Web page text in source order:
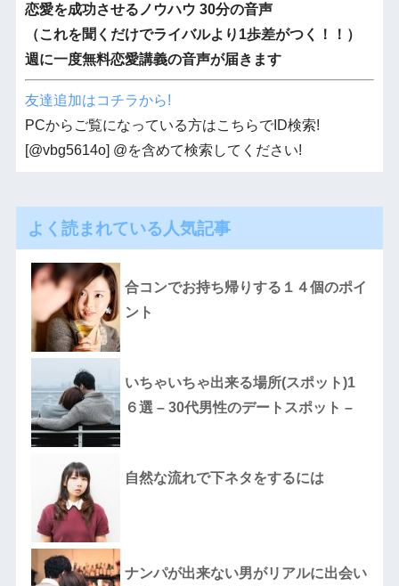
恋愛を成功させるノウハウ 30分の音声
（これを聞くだけでライバルより1歩差がつく！！）
週に一度無料恋愛講義の音声が届きます
友達追加はコチラから!
PCからご覧になっている方はこちらでID検索!
[@vbg5614o] @を含めて検索してください!
よく読まれている人気記事
合コンでお持ち帰りする１４個のポイ
ント
いちゃいちゃ出来る場所(スポット)1
６選 – 30代男性のデートスポット –
自然な流れで下ネタをするには
ナンパが出来ない男がリアルに出会い